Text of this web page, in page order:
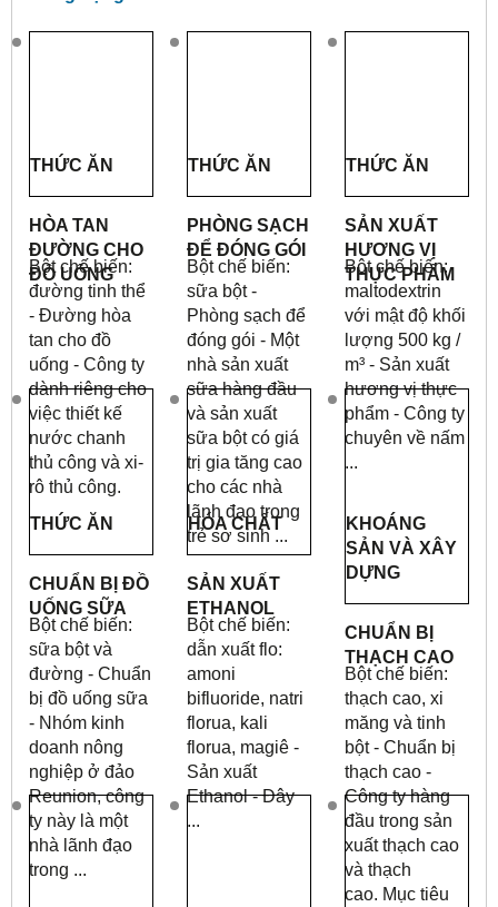
THỨC ĂN
HÒA TAN
ĐƯỜNG CHO
ĐỒ UỐNG
Bột chế biến:
đường tinh thể
- Đường hòa
tan cho đồ
uống - Công ty
dành riêng cho
việc thiết kế
nước chanh
thủ công và xi-
rô thủ công.
THỨC ĂN
PHÒNG SẠCH
ĐỂ ĐÓNG GÓI
Bột chế biến:
sữa bột -
Phòng sạch để
đóng gói - Một
nhà sản xuất
sữa hàng đầu
và sản xuất
sữa bột có giá
trị gia tăng cao
cho các nhà
lãnh đạo trong
trẻ sơ sinh ...
THỨC ĂN
SẢN XUẤT
HƯƠNG VỊ
THỰC PHẨM
Bột chế biến:
maltodextrin
với mật độ khối
lượng 500 kg /
m³ - Sản xuất
hương vị thực
phẩm - Công ty
chuyên về nấm
...
THỨC ĂN
CHUẨN BỊ ĐỒ
UỐNG SỮA
Bột chế biến:
sữa bột và
đường - Chuẩn
bị đồ uống sữa
- Nhóm kinh
doanh nông
nghiệp ở đảo
Reunion, công
ty này là một
nhà lãnh đạo
trong ...
HÓA CHẤT
SẢN XUẤT
ETHANOL
Bột chế biến:
dẫn xuất flo:
amoni
bifluoride, natri
florua, kali
florua, magiê -
Sản xuất
Ethanol - Đây
...
KHOÁNG
SẢN VÀ XÂY
DỰNG
CHUẨN BỊ
THẠCH CAO
Bột chế biến:
thạch cao, xi
măng và tinh
bột - Chuẩn bị
thạch cao -
Công ty hàng
đầu trong sản
xuất thạch cao
và thạch
cao. Mục tiêu